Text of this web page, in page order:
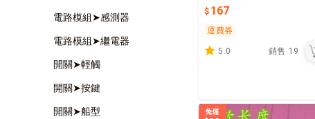
電路模組➤感測器
電路模組➤繼電器
開關➤輕觸
開關➤按鍵
開關➤船型
167
運費券
5.0 銷售 19